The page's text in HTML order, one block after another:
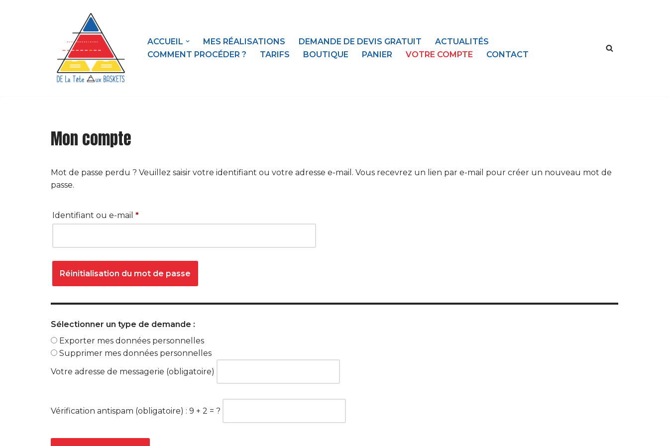
ACCUEIL MES RÉALISATIONS DEMANDE DE DEVIS GRATUIT
ACTUALITÉS
COMMENT PROCÉDER ?
TARIFS BOUTIQUE PANIER VOTRE COMPTE CONTACT
Mon compte
Mot de passe perdu ? Veuillez saisir votre identifiant ou votre adresse e-mail. Vous recevrez un lien par e-mail pour créer un nouveau mot de
passe.
Identifiant ou e-mail *
Réinitialisation du mot de passe
Sélectionner un type de demande :
Exporter mes données personnelles
Supprimer mes données personnelles
Votre adresse de messagerie (obligatoire)
Vérification antispam (obligatoire) : 9 + 2 = ?